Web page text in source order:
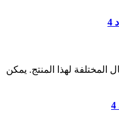
المختلفة لهذا المنتج. يمكن